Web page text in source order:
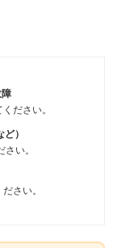
ださい。
）
い。
さい。